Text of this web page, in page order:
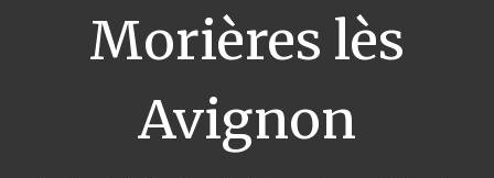
Morières lès
Avignon